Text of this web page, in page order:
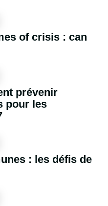
of crisis : can
prévenir
pour les
: les défis de